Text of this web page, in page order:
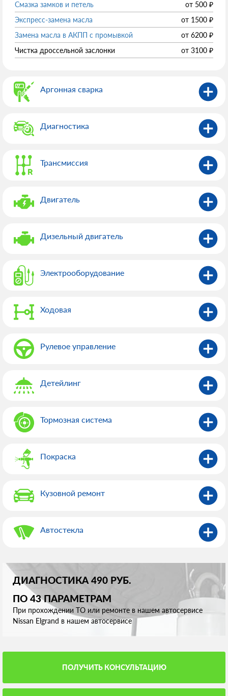
Смазка замков и петель от 500 ₽
Экспресс-замена масла
от 1500 ₽
Замена масла в АКПП с промывкой
от 6200 ₽
Чистка дроссельной заслонки
от 3100 ₽
Аргонная сварка
Диагностика
Трансмиссия
Двигатель
Дизельный двигатель
Электрооборудованиe
Ходовая
Рулевое управление
Детейлинг
Тормозная система
Покраска
Кузовной ремонт
Автостекла
ДИАГНОСТИКА 490 РУБ.
ПО 43 ПАРАМЕТРАМ
При прохождении ТО или ремонте в нашем автосервисе
Nissan Elgrand в нашем автосервисе
ПОЛУЧИТЬ КОНСУЛЬТАЦИЮ